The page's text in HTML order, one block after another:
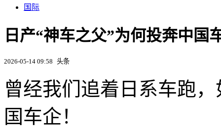
国际
日产“神车之父”为何投奔中国
2026-05-14 09:58 头条
曾经我们追着日系车跑
国车企！